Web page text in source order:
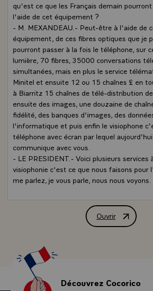
qu'est ce que les Français demain
l'aide de cet équipement ?
- M. MEXANDEAU.- Peut-être à l'aide de
équipement, de ces fibres optiques que je
pourront passer à la fois le téléphone, sur
lumière, 70 fibres, 35000 conversations
simultanées, mais en plus le service
Minitel et ensuite 12 ou 15 chaînes £ en
à Biarritz 15 chaînes de télé-distribution
ensuite des images, une douzaine de
fidélité, des banques d'images, des
l'informatique et puis enfin le visiophone
téléphone avec écran par lequel
communique avec vous.
- LE PRESIDENT.- Voici plusieurs services
visiophonie c'est ce que nous faisons pour
me parlez, je vous parle, nous nous
crois, pourront disposer, pourront
série de chaînes de télévision françaises et
chaîne de haute fidélité pour les amateurs
haute musique, de grande musique £
communications c'est ce que nous faisons
documents qui m'ont été remis avant cette
j'ai vu qu'il pouvait y avoir des
Ouvrir
Liaison
Découvrez Cocorico